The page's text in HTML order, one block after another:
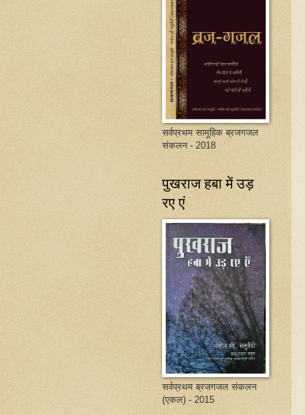
सर्वप्रथम सामूहिक ब्रजगजल
संकलन - 2018
पुखराज हबा में उड़
रए एं
सर्वप्रथम ब्रजगजल संकलन
(एकल) - 2015